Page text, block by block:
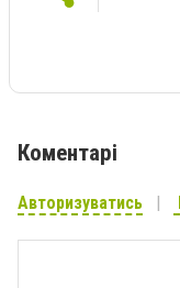
Коментарі
Авторизуватись